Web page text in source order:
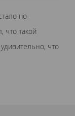
по-
что такой
что